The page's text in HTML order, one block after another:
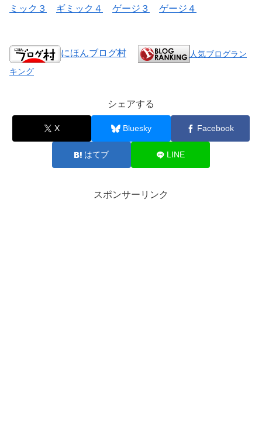
ミック３
ギミック４ ゲージ３ ゲージ４
にほんブログ村
人気ブログラン
キング
シェアする
X Bluesky Facebook
はてブ LINE
スポンサーリンク